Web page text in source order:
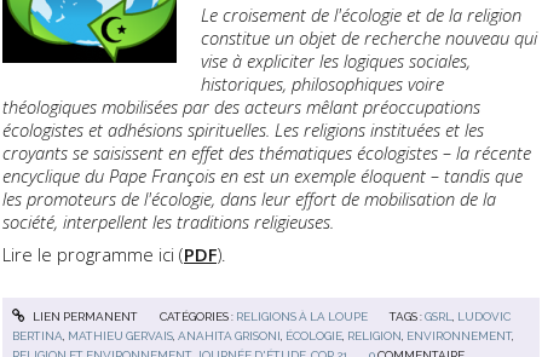
Le croisement de l'écologie et de la religion
constitue un objet de recherche nouveau qui
vise à expliciter les logiques sociales,
historiques, philosophiques voire
théologiques mobilisées par des acteurs mêlant préoccupations
écologistes et adhésions spirituelles. Les religions instituées et les
croyants se saisissent en effet des thématiques écologistes – la récente
encyclique du Pape François en est un exemple éloquent – tandis que
les promoteurs de l'écologie, dans leur effort de mobilisation de la
société, interpellent les traditions religieuses.
Lire le programme ici (PDF).
LIEN PERMANENT CATÉGORIES : RELIGIONS À LA LOUPE TAGS :GSRL, LUDOVIC
BERTINA, MATHIEU GERVAIS,ANAHITA GRISONI, ÉCOLOGIE, RELIGION, ENVIRONNEMENT,